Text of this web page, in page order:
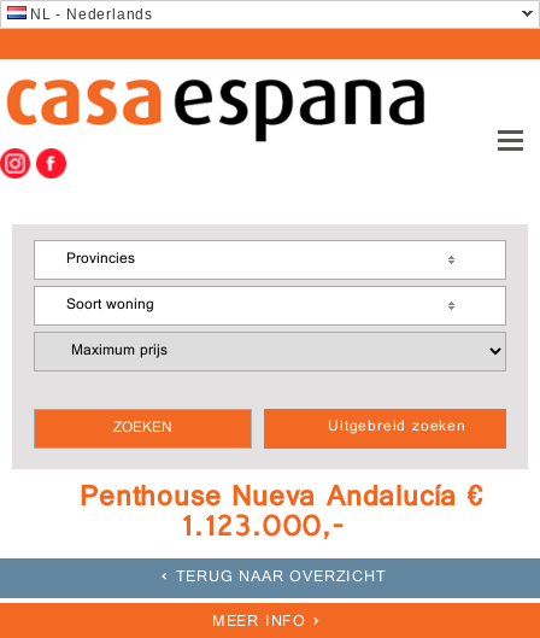
NL - Nederlands
Uitgebreid zoeken
Provincies
Soort woning
Penthouse Nueva Andalucía €
1.123.000,-
TERUG NAAR OVERZICHT
MEER INFO